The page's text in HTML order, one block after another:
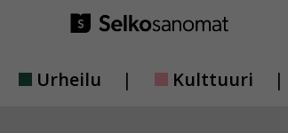
Urheilu Kulttuuri